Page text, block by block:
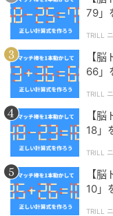
株式会社キュービ
ただけるクイズ問
を主な業務とする
す。クイズに関す
ださい。
【脳トレ】初級編
なたはすぐにひら
【脳トレ
→あなた
79」
TRILL
【
66」
TRILL
【
18」
TRILL
【
10」
TRILL